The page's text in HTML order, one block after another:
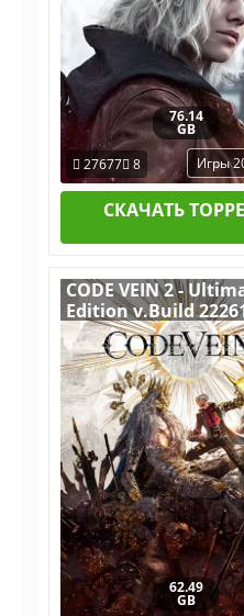
76.14
GB
27677 8 Игры
СКАЧАТЬ
CODE VEIN 2 -
Edition v.Build
[RUS|ENG] (2026) PC
Пиратка Portable +
DLCs
62.49
GB